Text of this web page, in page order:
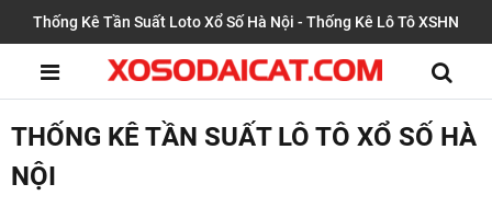
Thống Kê Tần Suất Loto Xổ Số Hà Nội - Thống Kê Lô Tô XSHN
THỐNG KÊ TẦN SUẤT LÔ TÔ XỔ SỐ HÀ
NỘI